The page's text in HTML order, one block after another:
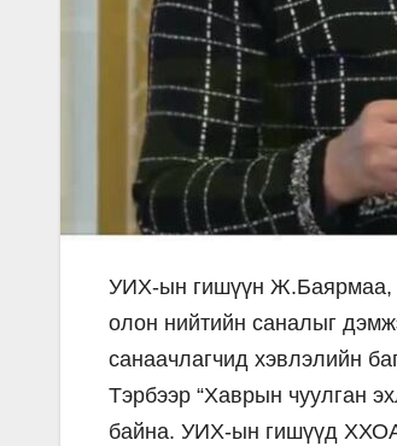
УИХ-ын гишүүн Ж.Баярмаа,
олон нийтийн саналыг
санаачлагчид хэвлэлийн
Тэрбээр “Хаврын чуулган
байна. УИХ-ын гишүүд